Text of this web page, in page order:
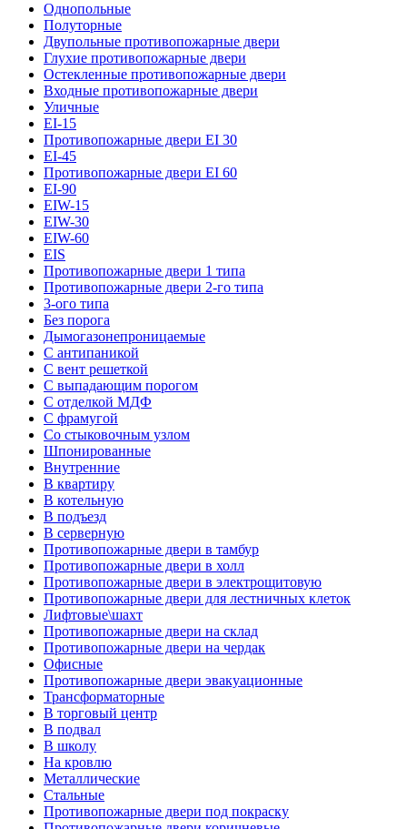
Однопольные
Полуторные
Двупольные противопожарные двери
Глухие противопожарные двери
Остекленные противопожарные двери
Входные противопожарные двери
Уличные
EI-15
Противопожарные двери EI 30
EI-45
Противопожарные двери EI 60
EI-90
EIW-15
EIW-30
EIW-60
EIS
Противопожарные двери 1 типа
Противопожарные двери 2-го типа
3-ого типа
Без порога
Дымогазонепроницаемые
С антипаникой
С вент решеткой
С выпадающим порогом
С отделкой МДФ
С фрамугой
Со стыковочным узлом
Шпонированные
Внутренние
В квартиру
В котельную
В подъезд
В серверную
Противопожарные двери в тамбур
Противопожарные двери в холл
Противопожарные двери в электрощитовую
Противопожарные двери для лестничных клеток
Лифтовые\шахт
Противопожарные двери на склад
Противопожарные двери на чердак
Офисные
Противопожарные двери эвакуационные
Трансформаторные
В торговый центр
В подвал
В школу
На кровлю
Металлические
Стальные
Противопожарные двери под покраску